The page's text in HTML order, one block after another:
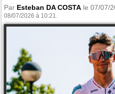
Par Esteban DA COSTA le 07/07/
08/07/2026 à 10:21.